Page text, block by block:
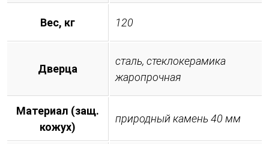
Вес, кг 120
Дверца
сталь, стеклокерамика
жаропрочная
Материал (защ.
кожух)
природный камень 40 мм